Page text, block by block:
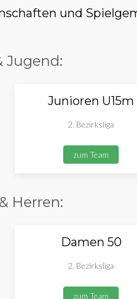
und
Jugend:
Junioren U15m
2. Bezirksliga
zum Team
Herren:
Damen 50
2. Bezirksliga
zum Team